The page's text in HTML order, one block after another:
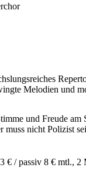
Melodien und
und Freude
muss nicht Polizist
€ / passiv 8 € mtl., 2